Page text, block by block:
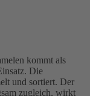
kommt als
Die
und sortiert. Der
zugleich, wirkt